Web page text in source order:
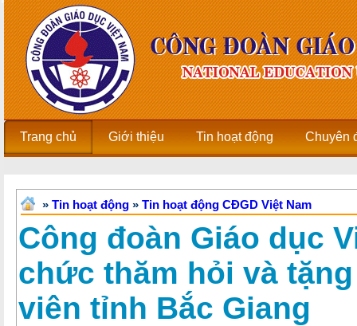
Trang chủ Giới thiệu Tin hoạt động Chuyên
» Tin hoạt động » Tin hoạt động CĐGD Việt Nam
Công đoàn Giáo dục
chức thăm hỏi và
viên tỉnh Bắc Giang